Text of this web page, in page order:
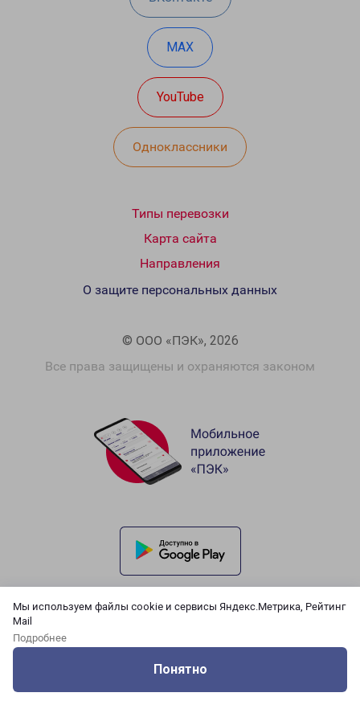
Мы используем файлы cookie и сервисы Яндекс.Метрика, Рейтинг
Mail
Подробнее
Понятно
MAX
YouTube
Одноклассники
Типы перевозки
Карта сайта
Направления
© ООО «ПЭК», 2026
Все права защищены и охраняются законом
О защите персональных данных